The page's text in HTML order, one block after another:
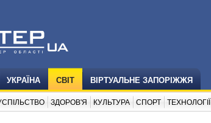
УКРАЇНА СВІТ ВІРТУАЛЬНЕ ЗАПОРІЖЖЯ
ЗДОРОВ'Я КУЛЬТУРА СПОРТ ТЕХНОЛОГІЇ